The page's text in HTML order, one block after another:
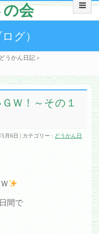
の会
グ）
どうかん日記 »
Ｗ！～その１
月6日 カテゴリー : どうかん日
間で